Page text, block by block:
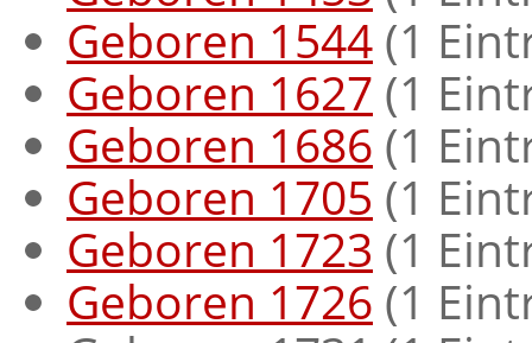
Geboren 1544 (1
Geboren 1627 (1
Geboren 1686 (1
Geboren 1705 (1
Geboren 1723 (1
Geboren 1726 (1